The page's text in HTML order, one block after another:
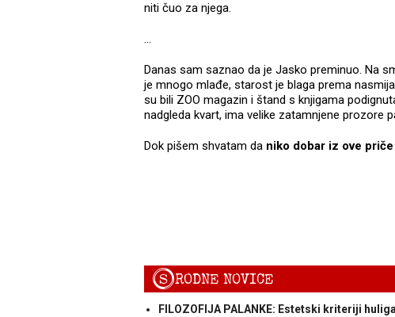
niti čuo za njega.
...
Danas sam saznao da je Jasko preminuo. Na
je mnogo mlađe, starost je blaga prema
su bili ZOO magazin i štand s knjigama
nadgleda kvart, ima velike zatamnjene prozore
Dok pišem shvatam da niko dobar iz ove
SRODNE NOVICE
FILOZOFIJA PALANKE: Estetski kriteriji